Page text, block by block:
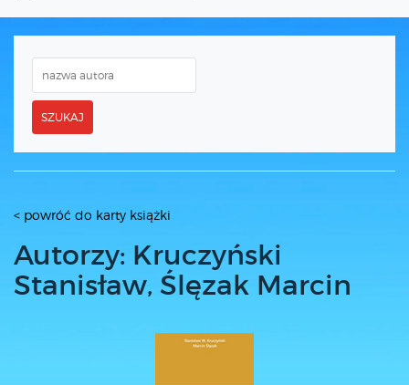
SZUKAJ
< powróć do karty książki
Autorzy: Kruczyński
Stanisław, Ślęzak Marcin